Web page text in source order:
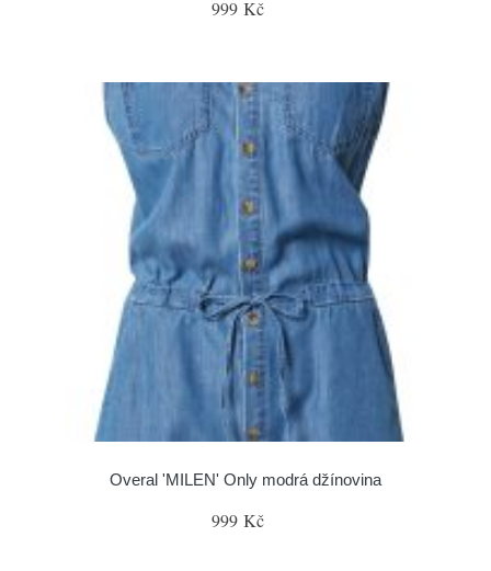
999 Kč
Overal 'MILEN' Only modrá džínovina
999 Kč